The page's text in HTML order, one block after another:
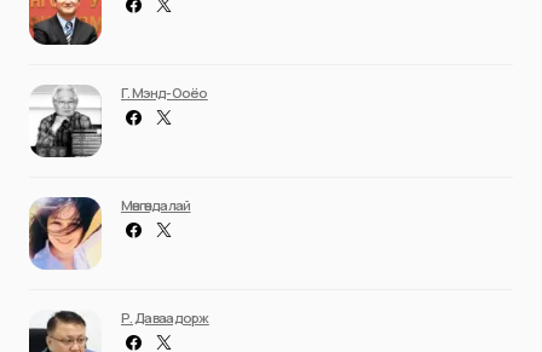
Г. Мэнд-Ооёо
Мөнгөндалай
Р. Даваадорж